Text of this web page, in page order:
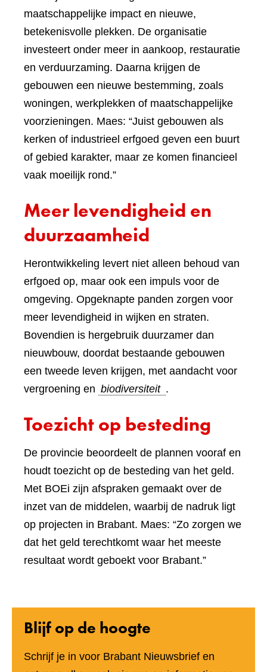
maatschappelijke impact en nieuwe,
betekenisvolle plekken. De organisatie
investeert onder meer in aankoop, restauratie
en verduurzaming. Daarna krijgen de
gebouwen een nieuwe bestemming, zoals
woningen, werkplekken of maatschappelijke
voorzieningen. Maes: “Juist gebouwen als
kerken of industrieel erfgoed geven een buurt
of gebied karakter, maar ze komen financieel
vaak moeilijk rond.”
Meer levendigheid en
duurzaamheid
Herontwikkeling levert niet alleen behoud van
erfgoed op, maar ook een impuls voor de
omgeving. Opgeknapte panden zorgen voor
meer levendigheid in wijken en straten.
Bovendien is hergebruik duurzamer dan
nieuwbouw, doordat bestaande gebouwen
een tweede leven krijgen, met aandacht voor
vergroening en biodiversiteit .
Toezicht op besteding
De provincie beoordeelt de plannen vooraf en
houdt toezicht op de besteding van het geld.
Met BOEi zijn afspraken gemaakt over de
inzet van de middelen, waarbij de nadruk ligt
op projecten in Brabant. Maes: “Zo zorgen we
dat het geld terechtkomt waar het meeste
resultaat wordt geboekt voor Brabant.”
Blijf op de hoogte
Schrijf je in voor Brabant Nieuwsbrief en